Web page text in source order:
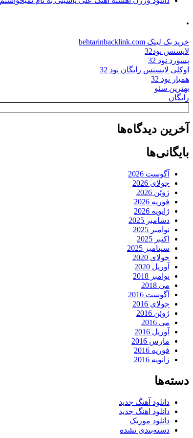
.
خرید بک لینک behtarinbacklink.com
لایسنس نود32
پسورد نود 32
اوکلی لایسنس رایگان نود 32
همیار نود 32
بهترین سئو
رایگان
آخرین دیدگاه‌ها
بایگانی‌ها
آگوست 2026
جولای 2026
ژوئن 2026
فوریه 2026
ژانویه 2026
دسامبر 2025
نوامبر 2025
اکتبر 2025
سپتامبر 2025
جولای 2020
آوریل 2020
نوامبر 2018
می 2018
آگوست 2016
جولای 2016
ژوئن 2016
می 2016
آوریل 2016
مارس 2016
فوریه 2016
ژانویه 2016
دسته‌ها
دانلود آهنگ جدید
دانلود اهنگ جدید
دانلود موزیک
دسته‌بندی نشده